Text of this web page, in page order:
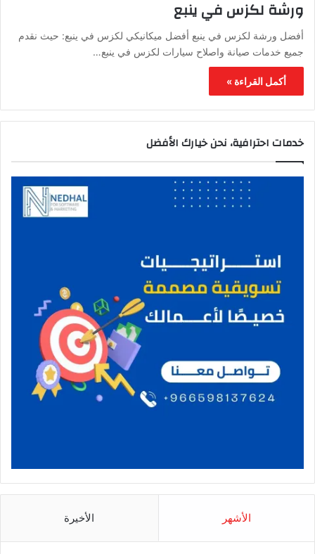
ورشة لكزس في ينبع
أفضل ورشة لكزس في ينبع أفضل ميكانيكي لكزس في ينبع: حيث نقدم
جميع خدمات صيانة واصلاح سيارات لكزس في ينبع…
أكمل القراءة »
خدمات احترافية، نحن خيارك الأفضل
الأشهر الأخيرة